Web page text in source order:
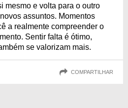
mesmo e volta para o outro
assuntos. Momentos
a realmente compreender o
Sentir falta é ótimo,
se valorizam mais.
COMPARTILHAR